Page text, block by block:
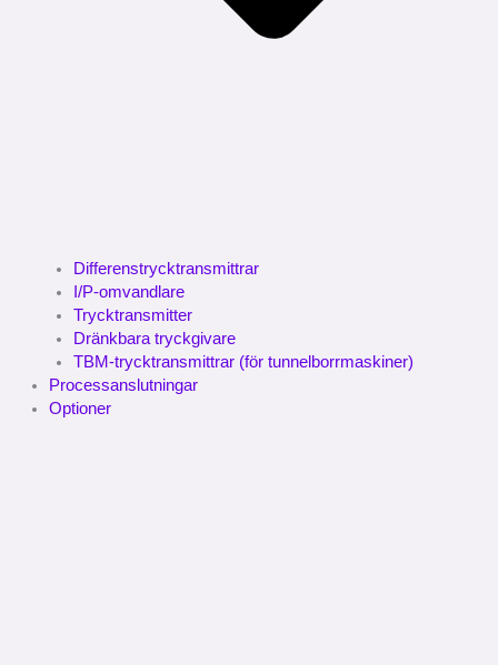
Differenstrycktransmittrar
I/P-omvandlare
Trycktransmitter
Dränkbara tryckgivare
TBM-trycktransmittrar (för tunnelborrmaskiner)
Processanslutningar
Optioner